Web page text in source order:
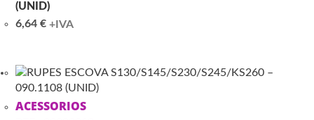
(UNID)
6,64€ +IVA
ACESSORIOS